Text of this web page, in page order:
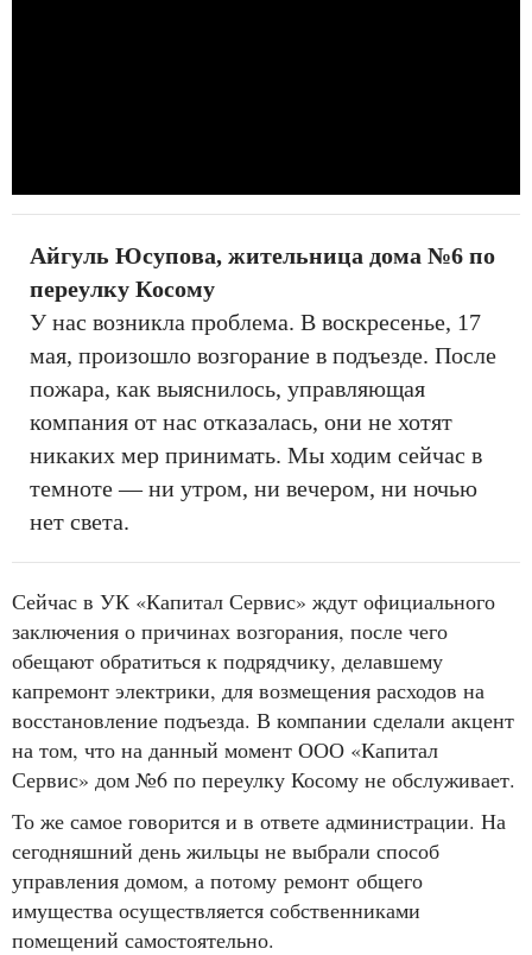
Айгуль Юсупова, жительница дома №6 по
переулку Косому
У нас возникла проблема. В воскресенье, 17
мая, произошло возгорание в подъезде. После
пожара, как выяснилось, управляющая
компания от нас отказалась, они не хотят
никаких мер принимать. Мы ходим сейчас в
темноте — ни утром, ни вечером, ни ночью
нет света.
Сейчас в УК «Капитал Сервис» ждут официального
заключения о причинах возгорания, после чего
обещают обратиться к подрядчику, делавшему
капремонт электрики, для возмещения расходов на
восстановление подъезда. В компании сделали акцент
на том, что на данный момент ООО «Капитал
Сервис» дом №6 по переулку Косому не обслуживает.
То же самое говорится и в ответе администрации. На
сегодняшний день жильцы не выбрали способ
управления домом, а потому ремонт общего
имущества осуществляется собственниками
помещений самостоятельно.